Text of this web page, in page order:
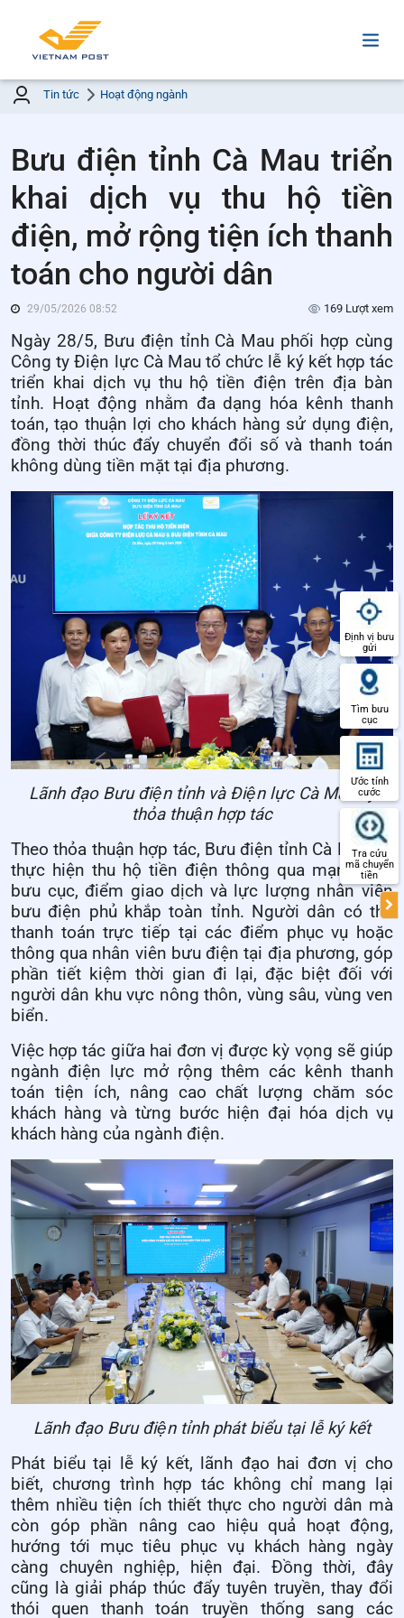
Tin tức Hoạt động ngành
Bưu điện tỉnh Cà Mau triển
khai dịch vụ thu hộ tiền
điện, mở rộng tiện ích thanh
toán cho người dân
29/05/2026 08:52 169 Lượt xem
Ngày 28/5, Bưu điện tỉnh Cà Mau phối hợp cùng
Công ty Điện lực Cà Mau tổ chức lễ ký kết hợp tác
triển khai dịch vụ thu hộ tiền điện trên địa bàn
tỉnh. Hoạt động nhằm đa dạng hóa kênh thanh
toán, tạo thuận lợi cho khách hàng sử dụng điện,
đồng thời thúc đẩy chuyển đổi số và thanh toán
không dùng tiền mặt tại địa phương.
Lãnh đạo Bưu điện tỉnh và Điện lực Cà Mau ký
thỏa thuận hợp tác
Theo thỏa thuận hợp tác, Bưu điện tỉnh Cà Mau sẽ
thực hiện thu hộ tiền điện thông qua mạng lưới
bưu cục, điểm giao dịch và lực lượng nhân viên
bưu điện phủ khắp toàn tỉnh. Người dân có thể
thanh toán trực tiếp tại các điểm phục vụ hoặc
thông qua nhân viên bưu điện tại địa phương, góp
phần tiết kiệm thời gian đi lại, đặc biệt đối với
người dân khu vực nông thôn, vùng sâu, vùng ven
biển.
Việc hợp tác giữa hai đơn vị được kỳ vọng sẽ giúp
ngành điện lực mở rộng thêm các kênh thanh
toán tiện ích, nâng cao chất lượng chăm sóc
khách hàng và từng bước hiện đại hóa dịch vụ
khách hàng của ngành điện.
Lãnh đạo Bưu điện tỉnh phát biểu tại lễ ký kết
Phát biểu tại lễ ký kết, lãnh đạo hai đơn vị cho
biết, chương trình hợp tác không chỉ mang lại
thêm nhiều tiện ích thiết thực cho người dân mà
còn góp phần nâng cao hiệu quả hoạt động,
hướng tới mục tiêu phục vụ khách hàng ngày
càng chuyên nghiệp, hiện đại. Đồng thời, đây
cũng là giải pháp thúc đẩy tuyên truyền, thay đổi
thói quen thanh toán truyền thống sang các
Định vị bưu
gửi
Tìm bưu
cục
Ước tính
cước
Tra cứu
mã chuyển
tiền